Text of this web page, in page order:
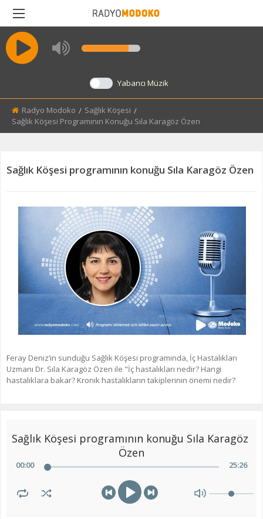
BACK
MARANGOZ
SAĞLIK KÖŞESI
Yabancı Müzik
Radyo Modoko
Sağlık Köşesi
Current:
Sağlık Köşesi Programının Konuğu Sıla Karagöz Özen
Sağlık Köşesi programının konuğu Sıla Karagöz Özen
Feray Deniz’in sunduğu Sağlık Köşesi programında, İç Hastalıkları
Uzmanı Dr. Sıla Karagöz Özen ile "İç hastalıkları nedir? Hangi
hastalıklara bakar? Kronik hastalıkların takiplerinin önemi nedir?
Sağlık Köşesi programının konuğu Sıla Karagöz
Özen
00:00 25:26